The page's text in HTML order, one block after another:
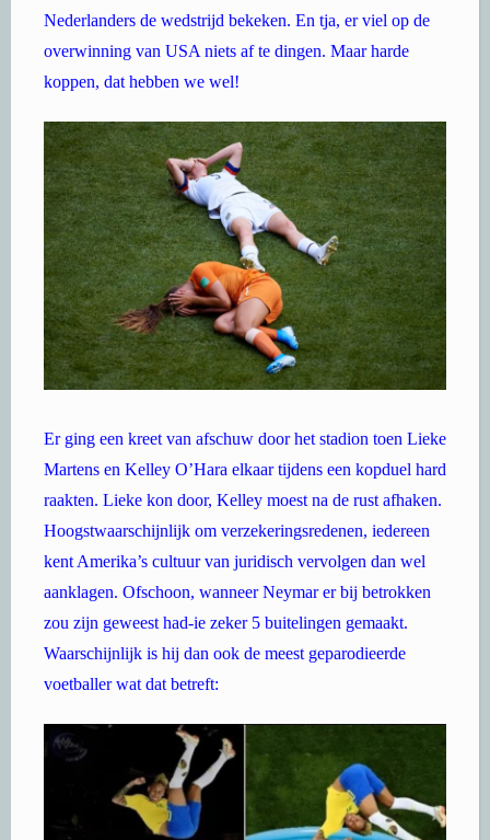
Nederlanders de wedstrijd bekeken. En tja, er viel op de
overwinning van USA niets af te dingen. Maar harde
koppen, dat hebben we wel!
Er ging een kreet van afschuw door het stadion toen Lieke
Martens en Kelley O’Hara elkaar tijdens een kopduel hard
raakten. Lieke kon door, Kelley moest na de rust afhaken.
Hoogstwaarschijnlijk om verzekeringsredenen, iedereen
kent Amerika’s cultuur van juridisch vervolgen dan wel
aanklagen. Ofschoon, wanneer Neymar er bij betrokken
zou zijn geweest had-ie zeker 5 buitelingen gemaakt.
Waarschijnlijk is hij dan ook de meest geparodieerde
voetballer wat dat betreft: